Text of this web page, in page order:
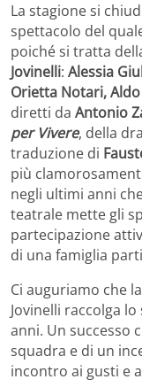
La stagione si
spettacolo del
poiché si tratta
Jovinelli: Alessia
Orietta Notari,
diretti da Antonio
per Vivere, della
traduzione di
più
negli ultimi anni
teatrale mette gli
partecipazione
di una famiglia
Ci auguriamo che
Jovinelli raccolga
anni. Un successo
squadra e di un
incontro ai gusti e